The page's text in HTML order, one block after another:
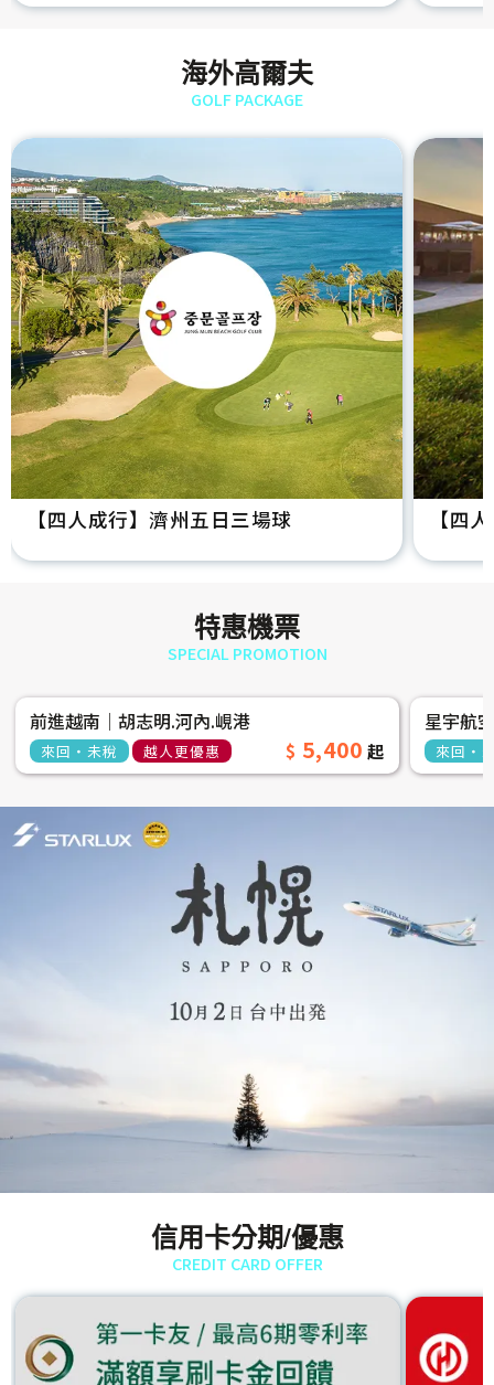
海外高爾夫
GOLF PACKAGE
【四人成行】濟州五日三場球 【四
特惠機票
SPECIAL PROMOTION
前進越南│胡志明.河內.峴港
來回‧未稅 越人更優惠 5,400
星宇航
來回‧
信用卡分期/優惠
CREDIT CARD OFFER